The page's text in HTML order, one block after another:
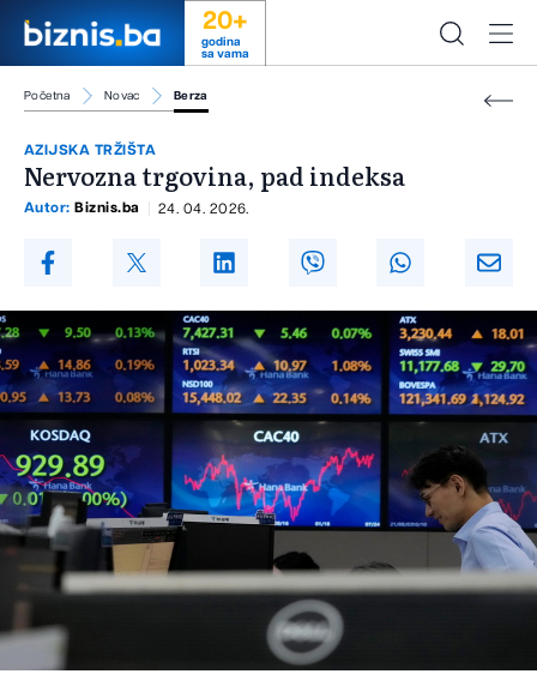
20+
godina
sa vama
Početna Novac Berza
AZIJSKA TRŽIŠTA
Nervozna trgovina, pad indeksa
Autor: Biznis.ba 24. 04. 2026.